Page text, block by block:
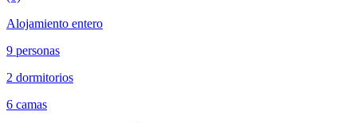
Alojamiento entero
9 personas
2 dormitorios
6 camas